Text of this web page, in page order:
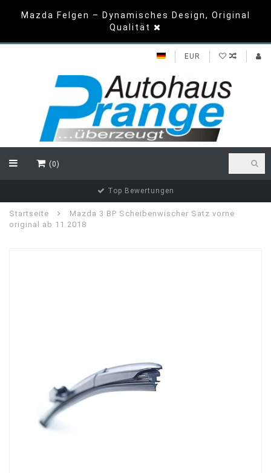
Mazda Felgen – Dynamisches Design, Original
Qualität
EUR
(0)
Top Bewertungen
Startseite
Mazda 3 BP Scheibenwischer Satz vorne
original ab 11.2018